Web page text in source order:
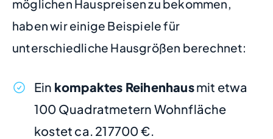
möglichen Hauspreisen zu bekommen,
haben wir einige Beispiele für
unterschiedliche Hausgrößen berechnet:
Ein kompaktes Reihenhausmit etwa
100 Quadratmetern Wohnfläche
kostet ca. 217700 €.